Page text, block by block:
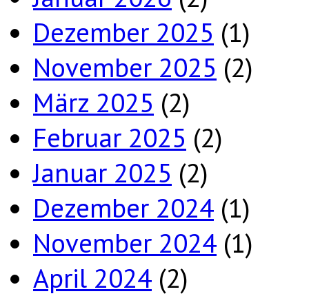
Dezember 2025 (1)
November 2025 (2)
März 2025 (2)
Februar 2025 (2)
Januar 2025 (2)
Dezember 2024 (1)
November 2024 (1)
April 2024 (2)